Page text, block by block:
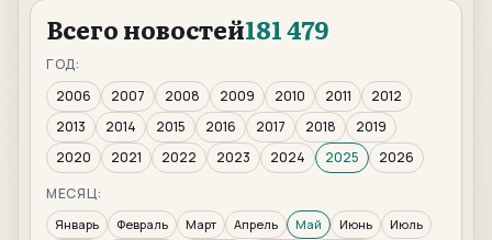
Всего новостей181 479
ГОД:
2006
2007 2008 2009 2010 2011
2012
2013
2014 2015 2016 2017 2018
2019
2020
2021 2022 2023 2024 2025
2026
МЕСЯЦ:
Январь Февраль Март Апрель Май Июнь
Июль